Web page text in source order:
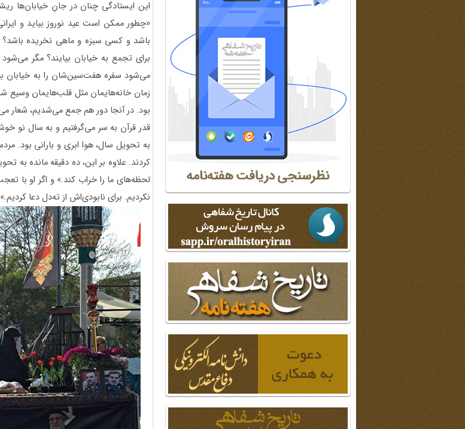
این ایستادگی چنان در جانِ خیابان‌ها
«چطور ممکن است عید نوروز بیاید و
باشد و کسی سبزه و ماهی نخریده باشد؟
برای تجمع به خیابان بیایند؟ مگر
می‌شود سفره هفت‌سین‌شان را به خیابان
زمان خانه‌هایمان مثل قلب‌هایمان وسیع
بود. در آنجا دور هم جمع می‌شدیم، شعار
قدر قرآن به سر می‌گرفتیم و به سال نو
به تحویل سال، هوا ابری و بارانی بود.
کردند. علاوه بر این، ده دقیقه مانده به
لحظه‌های ما را خراب کند.» و اگر او با
نکردیم. برای نابودی‌اش از ته‌دل دعا کردیم.»